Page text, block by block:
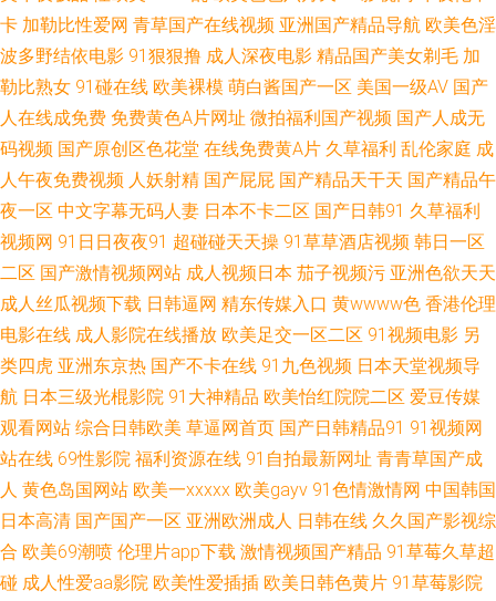
本a区 五月天伊人大香蕉 91大神精品人妻 变态另类色 大香蕉影占91 国产精
品乱草 黑丝后入91 久草成人网 欧美中文成人 日韩无码三级片 天天肏视频
伊人春色成人 91公司制作传媒 91丝袜稀缺资源 av福利网在线 豆花AV永久地
址 国产三级视频 后入色站 老司机超碰 欧美熟女激情 深夜艹艹 香蕉伊人91
91福利在线视频 99re超鹏 超碰草碰 国产情侣国产 久草婷婷在线 女同色情 欧
美综合逼 日韩熟女成人 亚洲毛片A片黑丝 91福利入口 91熊猫在线 超碰人人
摸人人爱 国产成人αⅴ 久久三级片AV 欧美少女性交开包 日韩A级电影 人人超
碰干 AV管网 东京成人网 海角社区最新网址 欧美a日 日本欧美国产在线 亚洲
色图17P 91视屏在线 av蜜臀网址 草草浮力影院 大香蕉网官网内 黄色三级人
草91 久久伊人艹 欧美人妻导航 日本男女肏屄视频 午夜老司机视频 国产ts性
卡 加勒比性爱网 青草国产在线视频 亚洲国产精品导航 欧美色淫
波多野结依电影 91狠狠撸 成人深夜电影 精品国产美女剃毛 加
勒比熟女 91碰在线 欧美裸模 萌白酱国产一区 美国一级AV 国产
人在线成免费 免费黄色A片网址 微拍福利国产视频 国产人成无
码视频 国产原创区色花堂 在线免费黄A片 久草福利 乱伦家庭 成
人午夜免费视频 人妖射精 国产屁屁 国产精品天干天 国产精品午
夜一区 中文字幕无码人妻 日本不卡二区 国产日韩91 久草福利
视频网 91日日夜夜91 超碰碰天天操 91草草酒店视频 韩日一区
二区 国产激情视频网站 成人视频日本 茄子视频污 亚洲色欲天天
成人丝瓜视频下载 日韩逼网 精东传媒入口 黄wwww色 香港伦理
电影在线 成人影院在线播放 欧美足交一区二区 91视频电影 另
类四虎 亚洲东京热 国产不卡在线 91九色视频 日本天堂视频导
航 日本三级光棍影院 91大神精品 欧美怡红院院二区 爱豆传媒
观看网站 综合日韩欧美 草逼网首页 国产日韩精品91 91视频网
站在线 69性影院 福利资源在线 91自拍最新网址 青青草国产成
人 黄色岛国网站 欧美一xxxxx 欧美gayv 91色情激情网 中国韩国
日本高清 国产国产一区 亚洲欧洲成人 日韩在线 久久国产影视综
合 欧美69潮喷 伦理片app下载 激情视频国产精品 91草莓久草超
碰 成人性爱aa影院 欧美性爱插插 欧美日韩色黄片 91草莓影院